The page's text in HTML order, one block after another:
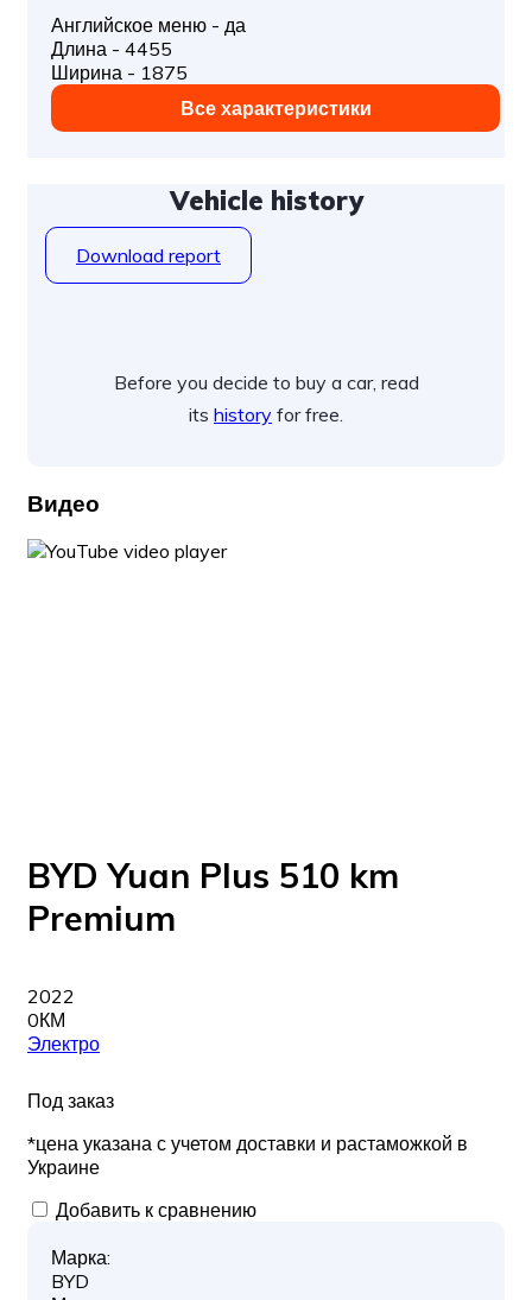
Английское меню - да
Длина - 4455
Ширина - 1875
Все характеристики
Vehicle history
Download report
Before you decide to buy a car, read
its history for free.
Видео
BYD Yuan Plus 510 km
Premium
2022
0КМ
Электро
Под заказ
*цена указана с учетом доставки и растаможкой в
Украине
Добавить к сравнению
Марка:
BYD